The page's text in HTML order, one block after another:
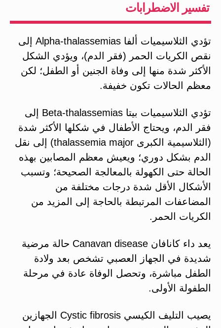
تفسير الاضطرابات
تؤدي الثلاسيميات ألفا Alpha-thalassemias إلى
نقص الكريات الحمر (فقر الدم)، ويؤدي الشكل
الأكثر شدة منها إلى وفاة الجنين أو الطفل؛ لكن
معظم الحالات تكون خفيفة.
تؤدي الثلاسيميات بيتا Beta-thalassemias إلى
فقر الدم، ويحتاج الأطفال في شكلها الأكثر شدة
(الثلاسيمية الكبرى thalassemia major) إلى نقل
الدم بشكل دوري؛ ويعيش معظم المصابين بهذه
الحالة حتى الكهولة بالمعالجة الصحيحة؛ وتسبب
الأشكال الأقل شدة درجات مختلفة من
المضاعفات المرتبطة بالحاجة إلى المزيد من
الكريات الحمر.
يعد داء كانافان Canavan disease حالة مرضية
شديدة في الجهاز العصبي تشخص بعد ولادة
الطفل مباشرة، وتحصل الوفاة عادة في مرحلة
الطفولة الأولى.
يصيب التليف الكيسي Cystic fibrosis الجهازين